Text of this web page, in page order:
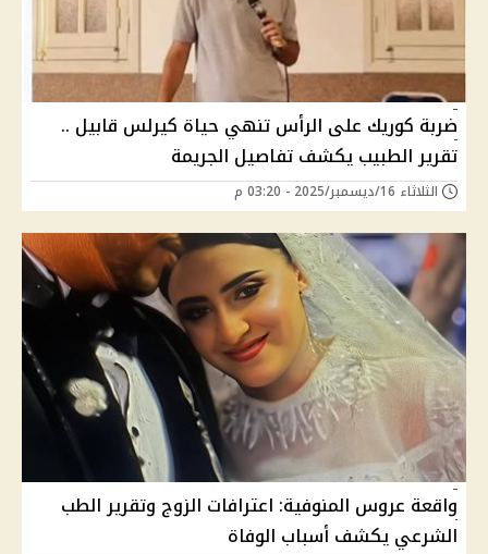
ضربة كوريك على الرأس تنهي حياة كيرلس قابيل ..
تقرير الطبيب يكشف تفاصيل الجريمة
الثلاثاء 16/ديسمبر/2025 - 03:20 م
واقعة عروس المنوفية: اعترافات الزوج وتقرير الطب
الشرعي يكشف أسباب الوفاة